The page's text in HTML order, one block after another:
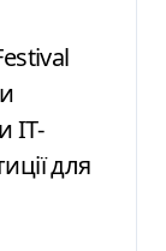
ІТ-
для